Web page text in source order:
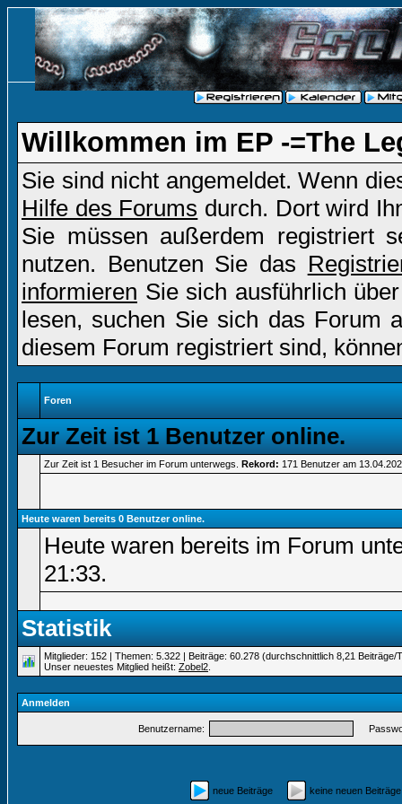
Willkommen im EP -=The
Sie sind nicht angemeldet. Wenn
Hilfe des Forums durch. Dort wird
Sie müssen außerdem registriert
nutzen. Benutzen Sie das
informieren Sie sich ausführlich
lesen, suchen Sie sich das Forum
diesem Forum registriert sind,
Foren
Zur Zeit ist 1 Benutzer online.
Zur Zeit ist 1 Besucher im Forum unterwegs. Rekord: 171 Benutzer am
Heute waren bereits 0 Benutzer online.
Heute waren bereits im Forum
21:33.
Statistik
Mitglieder: 152 | Themen: 5.322 | Beiträge: 60.278 (durchschnittlich 8,21 Beiträge/
Unser neuestes Mitglied heißt: Zobel2
Anmelden
Benutzername:
neue Beiträge keine neuen